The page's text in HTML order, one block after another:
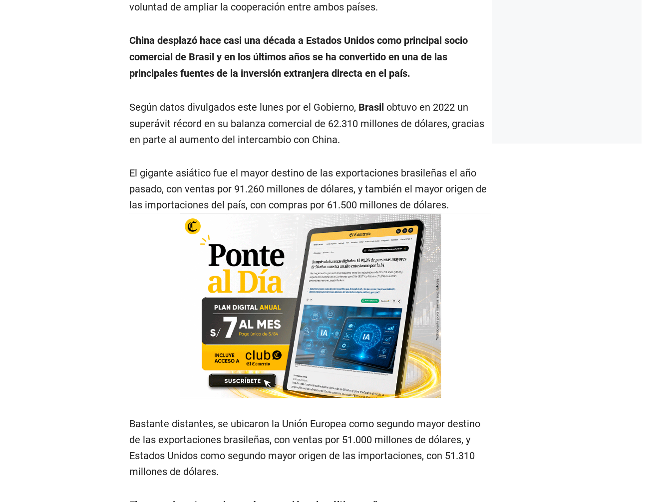
voluntad de ampliar la cooperación entre ambos países.
China desplazó hace casi una década a Estados Unidos como principal socio
comercial de Brasil y en los últimos años se ha convertido en una de las
principales fuentes de la inversión extranjera directa en el país.
Según datos divulgados este lunes por el Gobierno, Brasil obtuvo en 2022 un
superávit récord en su balanza comercial de 62.310 millones de dólares, gracias
en parte al aumento del intercambio con China.
El gigante asiático fue el mayor destino de las exportaciones brasileñas el año
pasado, con ventas por 91.260 millones de dólares, y también el mayor origen de
las importaciones del país, con compras por 61.500 millones de dólares.
Bastante distantes, se ubicaron la Unión Europea como segundo mayor destino
de las exportaciones brasileñas, con ventas por 51.000 millones de dólares, y
Estados Unidos como segundo mayor origen de las importaciones, con 51.310
millones de dólares.